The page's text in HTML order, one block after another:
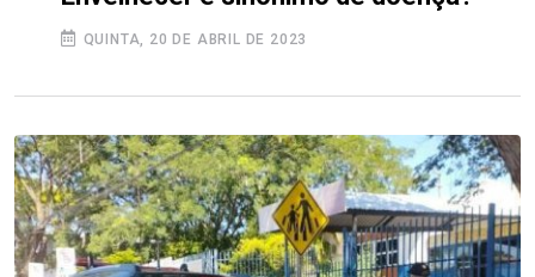
QUINTA, 20 DE ABRIL DE 2023